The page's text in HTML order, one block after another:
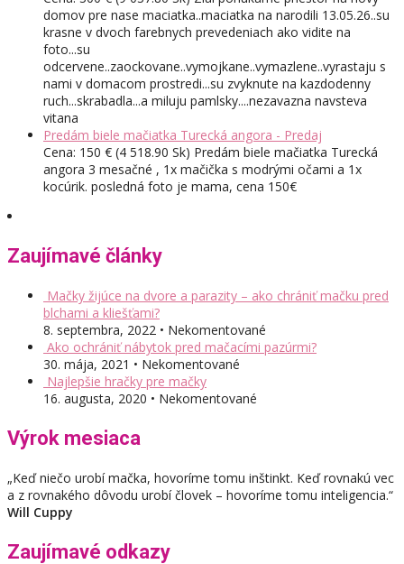
domov pre nase maciatka..maciatka na narodili 13.05.26..su
krasne v dvoch farebnych prevedeniach ako vidite na
foto...su
odcervene..zaockovane..vymojkane..vymazlene..vyrastaju s
nami v domacom prostredi...su zvyknute na kazdodenny
ruch...skrabadla...a miluju pamlsky....nezavazna navsteva
vitana
Predám biele mačiatka Turecká angora - Predaj
Cena: 150 € (4 518.90 Sk) Predám biele mačiatka Turecká
angora 3 mesačné , 1x mačička s modrými očami a 1x
kocúrik. posledná foto je mama, cena 150€
Zaujímavé články
Mačky žijúce na dvore a parazity – ako chrániť mačku pred
blchami a kliešťami?
8. septembra, 2022 • Nekomentované
Ako ochrániť nábytok pred mačacími pazúrmi?
30. mája, 2021 • Nekomentované
Najlepšie hračky pre mačky
16. augusta, 2020 • Nekomentované
Výrok mesiaca
„Keď niečo urobí mačka, hovoríme tomu inštinkt. Keď rovnakú vec
a z rovnakého dôvodu urobí človek – hovoríme tomu inteligencia.“
Will Cuppy
Zaujímavé odkazy